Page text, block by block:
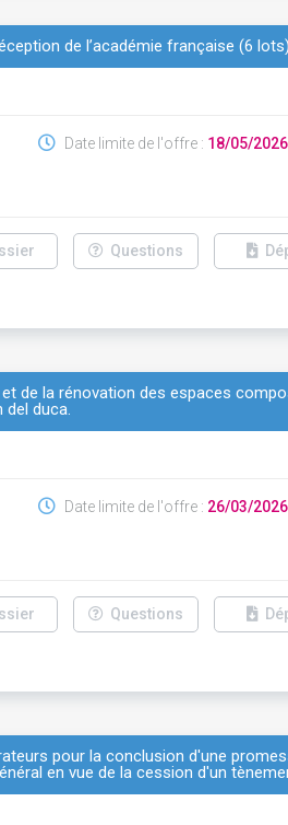
de l’académie française (6 lots)
Date limite de l'offre : 18/05/
Questions
de la rénovation des espaces
del duca.
Date limite de l'offre : 26/03/
Questions
pour la conclusion d'une
en vue de la cession d'un